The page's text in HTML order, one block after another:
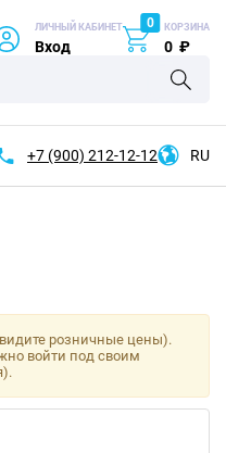
ЛИЧНЫЙ КАБИНЕТ
Вход
0 КОРЗИНА
0 ₽
+7 (900) 212-12-12 RU
розничные цены).
войти под своим